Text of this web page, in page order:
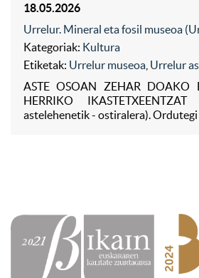
18.05.2026
Urrelur. Mineral eta fosil museoa
Kategoriak: Kultura
Etiketak: Urrelur museoa Urrelur
ASTE OSOAN ZEHAR DOAKO
HERRIKO
astelehenetik - ostiralera).